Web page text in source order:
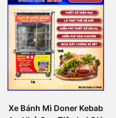
Xe Bánh Mì Doner Kebab